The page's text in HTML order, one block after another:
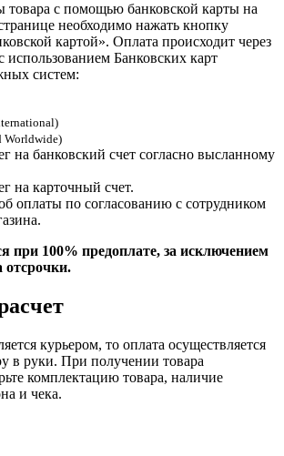
товара с помощью банковской карты на
необходимо нажать кнопку
картой». Оплата происходит через
Банковских карт
систем:
Worldwide)
на банковский счет согласно высланному
на карточный счет.
оплаты по согласованию с сотрудником
при 100% предоплате, за исключением
отсрочки.
курьером, то оплата осуществляется
в руки. При получении товара
комплектацию товара, наличие
и чека.